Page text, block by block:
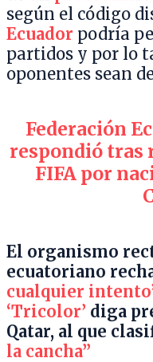
según el código
Ecuador podría
partidos y por lo
oponentes sean
Federación
respondió tras
FIFA por
El organismo
ecuatoriano
cualquier
‘Tricolor’ diga
Qatar, al que
la cancha”